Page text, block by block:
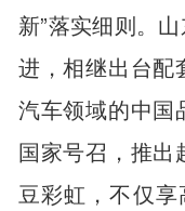
新”落实细则。
进，相继出台配
汽车领域的中国
国家号召，推出
豆彩虹，不仅享